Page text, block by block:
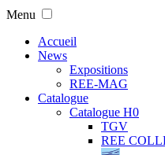
Menu
Accueil
News
Expositions
REE-MAG
Catalogue
Catalogue H0
TGV
REE